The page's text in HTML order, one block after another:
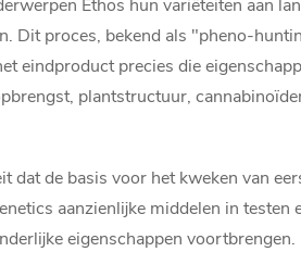
Ethos hun variëteiten aan
Dit proces, bekend als "pheno-
eindproduct precies die
plantstructuur,
dat de basis voor het kweken van
aanzienlijke middelen in testen
eigenschappen voortbrengen.